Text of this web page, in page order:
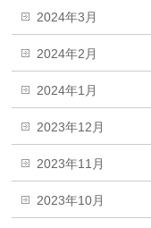
2024年3月
2024年2月
2024年1月
2023年12月
2023年11月
2023年10月